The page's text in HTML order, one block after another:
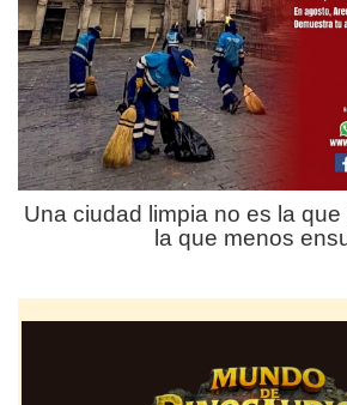
Una ciudad limpia no es la
la que menos